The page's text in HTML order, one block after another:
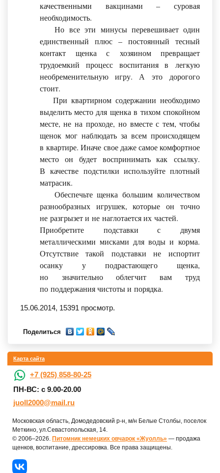
качественными вакцинами – суровая
необходимость.
Но все эти минусы перевешивает один
единственный плюс – постоянный тесный
контакт щенка с хозяином превращает
трудоемкий процесс воспитания в легкую
необременительную игру. А это дорогого
стоит.
При квартирном содержании необходимо
выделить место для щенка в тихом спокойном
месте, не на проходе, но вместе с тем, чтобы
щенок мог наблюдать за всем происходящем
в квартире. Иначе свое даже самое комфортное
место он будет воспринимать как ссылку.
В качестве подстилки используйте плотный
матрасик.
Обеспечьте щенка большим количеством
разнообразных игрушек, которые он точно
не разгрызет и не наглотается их частей.
Приобретите подставки с двумя
металлическими мисками для воды и корма.
Отсутствие такой подставки не испортит
осанку у подрастающего щенка,
но значительно облегчит вам труд
по поддержания чистоты и порядка.
15.06.2014, 15391 просмотр.
Поделиться
Карта сайта
+7 (925) 858-80-25
ПН-ВС: с 9.00-20.00
juoll2000@mail.ru
Московская область, Домодедовский р-н, м/н Белые Столбы, поселок
Меткино, ул.Севастопольская, 14.
© 2006–2026. Питомник немецких овчарок «Жуолль» — продажа
щенков, воспитание, дрессировка. Все права защищены.